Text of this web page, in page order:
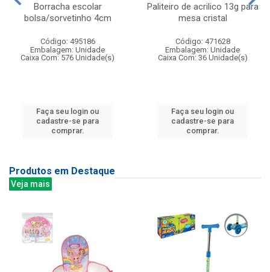
Borracha escolar
bolsa/sorvetinho 4cm
Código: 495186
Embalagem: Unidade
Caixa Com: 576 Unidade(s)
Faça seu login ou
cadastre-se para
comprar.
Paliteiro de acrilico 13g para
mesa cristal
Código: 471628
Embalagem: Unidade
Caixa Com: 36 Unidade(s)
Faça seu login ou
cadastre-se para
comprar.
Produtos em Destaque
Veja mais